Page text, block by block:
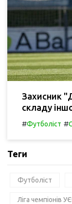
Захисник
складу
#Футболіст #
Теги
Футболіст
Ліга чемпіонів